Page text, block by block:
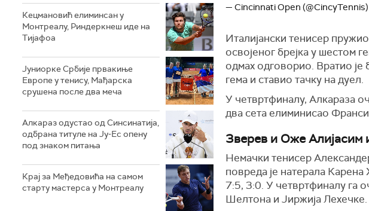
Кецмановић елиминсан у
Монтреалу, Риндеркнеш иде на
Тијафоа
Јуниорке Србије првакиње
Европе у тенису, Мађарска
срушена после два меча
Алкараз одустао од Синсинатија,
одбрана титуле на Ју-Ес опену
под знаком питања
Крај за Међедовића на самом
старту мастерса у Монтреалу
— Cincinnati Open (@CincyTennis)
Италијански тенисер
освојеног брејка у шестом
одмах одговорио. Вратио је
гема и ставио тачку на дуел.
У четвртфиналу, Алкараза
два сета елиминисао
Зверев и Оже
Немачки тенисер
повреда је натерала
7:5, 3:0. У четвртфиналу га
Шелтона и Јиржија Лехечке.